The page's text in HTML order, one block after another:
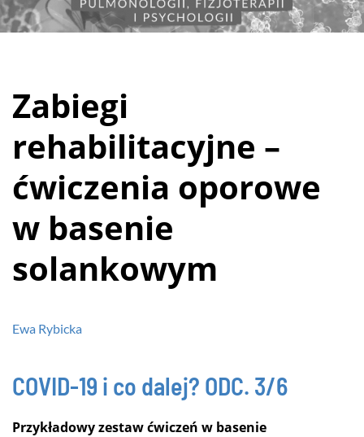
Zabiegi
rehabilitacyjne –
ćwiczenia oporowe
w basenie
solankowym
Ewa Rybicka
COVID-19 i co dalej? ODC. 3/6
Przykładowy zestaw ćwiczeń w basenie